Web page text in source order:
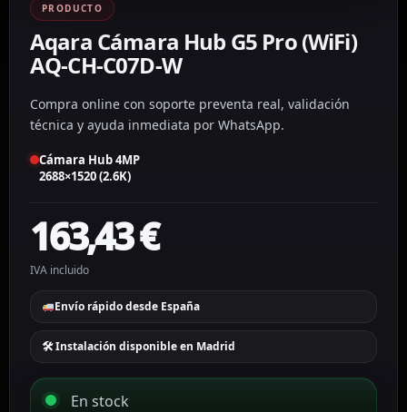
PRODUCTO
Aqara Cámara Hub G5 Pro (WiFi)
AQ-CH-C07D-W
Compra online con soporte preventa real, validación
técnica y ayuda inmediata por WhatsApp.
Cámara Hub 4MP
2688×1520 (2.6K)
163,43€
IVA incluido
Envío rápido desde España
🛠 Instalación disponible en Madrid
En stock